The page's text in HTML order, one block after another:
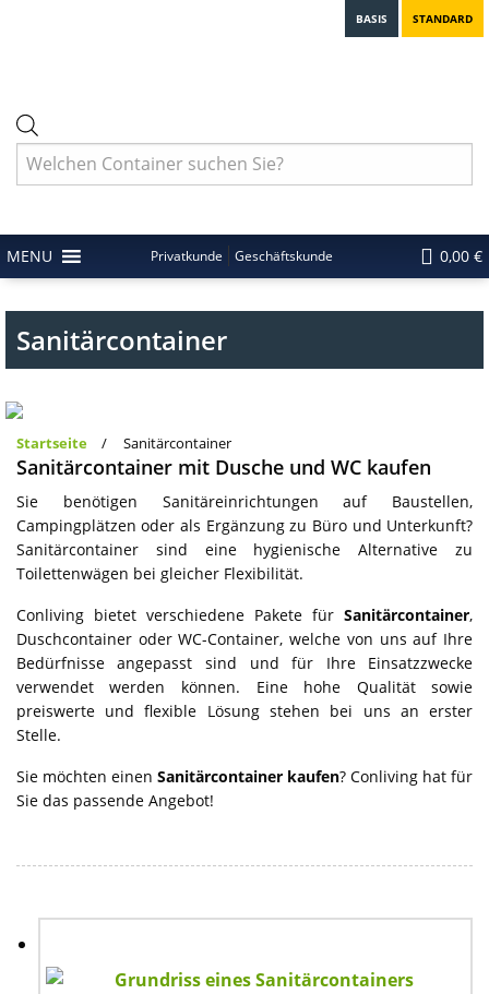
Products
search
MENU Privatkunde Geschäftskunde 0,00 €
Sanitärcontainer
Startseite / Sanitärcontainer
Sanitärcontainer mit Dusche und WC kaufen
Sie benötigen Sanitäreinrichtungen auf Baustellen,
Campingplätzen oder als Ergänzung zu Büro und Unterkunft?
Sanitärcontainer sind eine hygienische Alternative zu
Toilettenwägen bei gleicher Flexibilität.
Conliving bietet verschiedene Pakete fürSanitärcontainer,
Duschcontainer oder WC-Container, welche von uns auf Ihre
Bedürfnisse angepasst sind und für Ihre Einsatzzwecke
verwendet werden können. Eine hohe Qualität sowie
preiswerte und flexible Lösung stehen bei uns an erster
Stelle.
Sie möchten einen Sanitärcontainer kaufen? Conliving hat für
Sie das passende Angebot!
BASIS STANDARD